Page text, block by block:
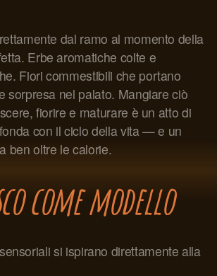
dal ramo al momento della
Erbe aromatiche colte e
Fiori commestibili che portano
sorpresa nel palato. Mangiare ciò
fiorire e maturare è un atto di
con il ciclo della vita — e un
ben oltre le calorie.
come modello
si ispirano direttamente alla